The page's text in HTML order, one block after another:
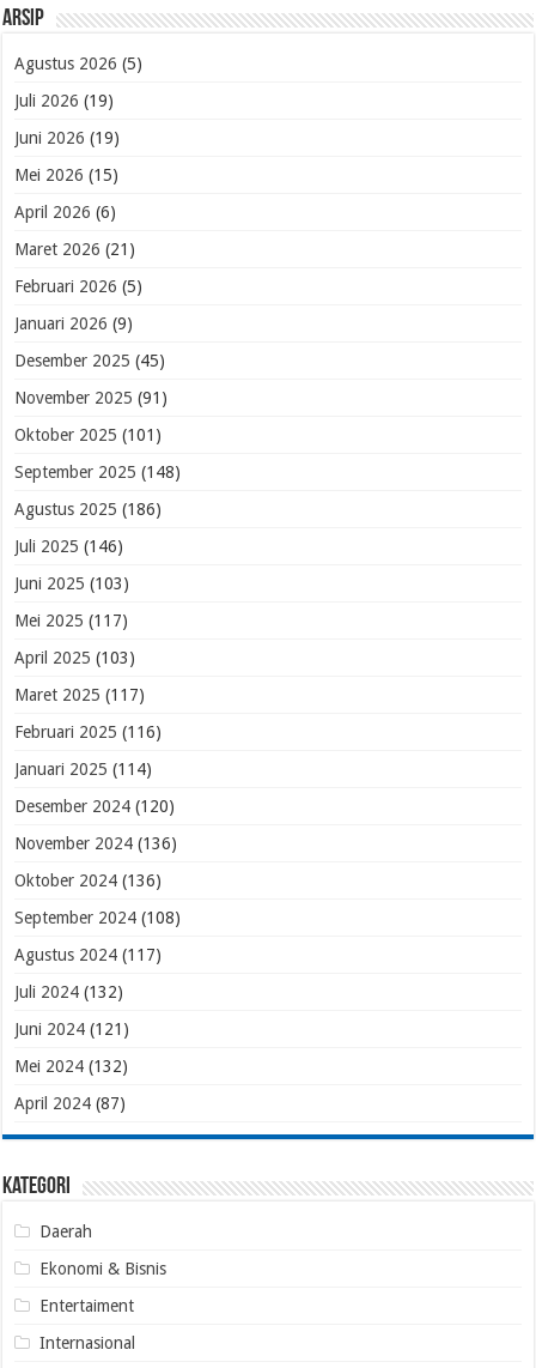
Arsip
Agustus 2026 (5)
Juli 2026 (19)
Juni 2026 (19)
Mei 2026 (15)
April 2026 (6)
Maret 2026 (21)
Februari 2026 (5)
Januari 2026 (9)
Desember 2025 (45)
November 2025 (91)
Oktober 2025 (101)
September 2025 (148)
Agustus 2025 (186)
Juli 2025 (146)
Juni 2025 (103)
Mei 2025 (117)
April 2025 (103)
Maret 2025 (117)
Februari 2025 (116)
Januari 2025 (114)
Desember 2024 (120)
November 2024 (136)
Oktober 2024 (136)
September 2024 (108)
Agustus 2024 (117)
Juli 2024 (132)
Juni 2024 (121)
Mei 2024 (132)
April 2024 (87)
Kategori
Daerah
Ekonomi & Bisnis
Entertaiment
Internasional